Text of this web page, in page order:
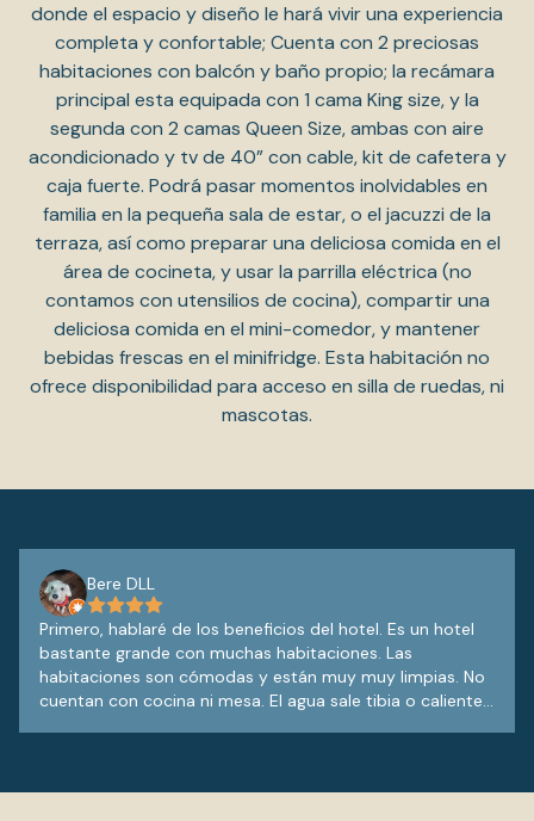
donde el espacio y diseño le hará vivir una experiencia
completa y confortable; Cuenta con 2 preciosas
habitaciones con balcón y baño propio; la recámara
principal esta equipada con 1 cama King size, y la
segunda con 2 camas Queen Size, ambas con aire
acondicionado y tv de 40” con cable, kit de cafetera y
caja fuerte. Podrá pasar momentos inolvidables en
familia en la pequeña sala de estar, o el jacuzzi de la
terraza, así como preparar una deliciosa comida en el
área de cocineta, y usar la parrilla eléctrica (no
contamos con utensilios de cocina), compartir una
deliciosa comida en el mini-comedor, y mantener
bebidas frescas en el minifridge. Esta habitación no
ofrece disponibilidad para acceso en silla de ruedas, ni
mascotas.
Bere DLL
Primero, hablaré de los beneficios del hotel. Es un hotel
bastante grande con muchas habitaciones. Las
habitaciones son cómodas y están muy muy limpias. No
cuentan con cocina ni mesa. El agua sale tibia o caliente
cristalina. La alberca se puede ocupar hasta las 9 de la